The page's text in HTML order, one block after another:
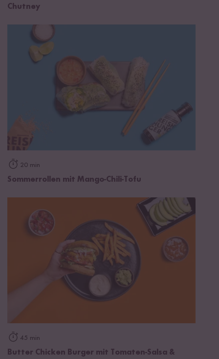
Chutney
20 min
Sommerrollen mit Mango-Chili-Tofu
45 min
Butter Chicken Burger mit Tomaten-Salsa &